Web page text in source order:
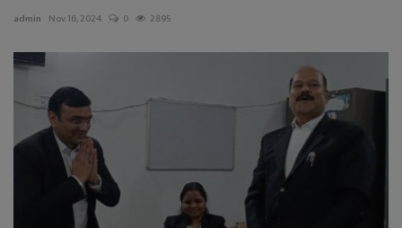
admin Nov 16, 2024 0 2895